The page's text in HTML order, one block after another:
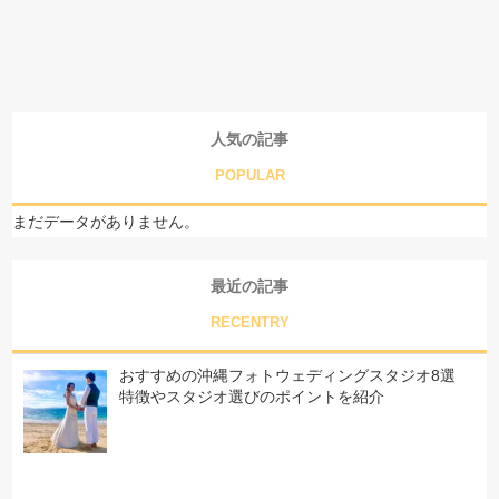
人気の記事
POPULAR
まだデータがありません。
最近の記事
RECENTRY
おすすめの沖縄フォトウェディングスタジオ8選
特徴やスタジオ選びのポイントを紹介